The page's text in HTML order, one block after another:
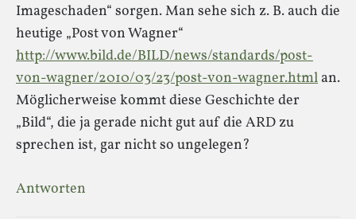
Imageschaden“ sorgen. Man sehe sich z. B. auch die
heutige „Post von Wagner“
http://www.bild.de/BILD/news/standards/post-
von-wagner/2010/03/23/post-von-wagner.html an.
Möglicherweise kommt diese Geschichte der
„Bild“, die ja gerade nicht gut auf die ARD zu
sprechen ist, gar nicht so ungelegen?
Antworten